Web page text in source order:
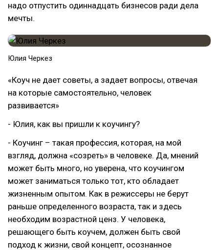
надо отпустить одиннадцать бизнесов ради дела
мечты.
Юлия Черкез
«Коуч не дает советы, а задает вопросы, отвечая
на которые самостоятельно, человек
развивается»
- Юлия, как вы пришли к коучингу?
- Коучинг – такая профессия, которая, на мой
взгляд, должна «созреть» в человеке. Да, мнений
может быть много, но уверена, что коучингом
может заниматься только тот, кто обладает
жизненным опытом. Как в режиссеры не берут
раньше определенного возраста, так и здесь
необходим возрастной ценз. У человека,
решающего быть коучем, должен быть свой
подход к жизни, свой концепт, осознанное